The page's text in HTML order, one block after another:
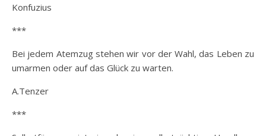
Konfuzius
***
Bei jedem Atemzug stehen wir vor der Wahl, das Leben zu
umarmen oder auf das Glück zu warten.
A.Tenzer
***